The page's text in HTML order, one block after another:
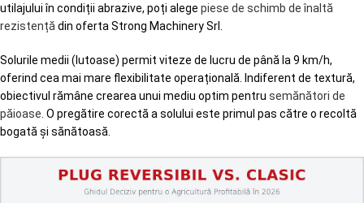
utilajului în condiții abrazive, poți alege piese de schimb de înaltă
rezistențădin oferta Strong Machinery Srl.
Solurile medii (lutoase) permit viteze de lucru de până la 9 km/h,
oferind cea mai mare flexibilitate operațională. Indiferent de textură,
obiectivul rămâne crearea unui mediu optim pentru semănători de
păioase. O pregătire corectă a solului este primul pas către o recoltă
bogată și sănătoasă.